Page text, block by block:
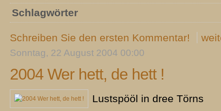
Schlagwörter
Schreiben Sie den ersten Kommentar!
Sonntag, 22 August 2004 00:00
2004 Wer hett, de hett !
Lustspööl in dree Törns